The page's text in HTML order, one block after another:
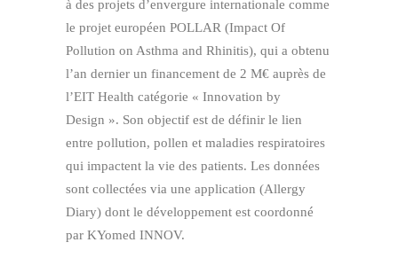
à des projets d’envergure internationale comme
le projet européen POLLAR (Impact Of
Pollution on Asthma and Rhinitis), qui a obtenu
l’an dernier un financement de 2 M€ auprès de
l’EIT Health catégorie « Innovation by
Design ». Son objectif est de définir le lien
entre pollution, pollen et maladies respiratoires
qui impactent la vie des patients. Les données
sont collectées via une application (Allergy
Diary) dont le développement est coordonné
par KYomed INNOV.